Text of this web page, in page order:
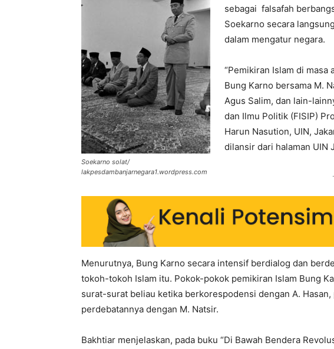
Soekarno solat/
lakpesdambanjarnegara1.wordpress.com
sebagai falsafah
Soekarno secara
dalam mengatur negara.
“Pemikiran Islam di
Bung Karno bersama M.
Agus Salim, dan lain-
dan Ilmu Politik (FISIP)
Harun Nasution, UIN,
dilansir dari halaman UIN
Menurutnya, Bung Karno secara intensif berdialog dan
tokoh-tokoh Islam itu. Pokok-pokok pemikiran Islam Bung
surat-surat beliau ketika berkorespodensi dengan A.
perdebatannya dengan M. Natsir.
Bakhtiar menjelaskan, pada buku “Di Bawah Bendera